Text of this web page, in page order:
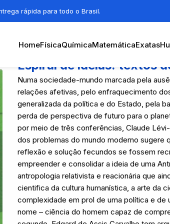
rápida para todo o Brasil.
HomeFísicaQuímicaMatemáticaExatas
Espiral de ideias: textos
Numa sociedade-mundo marcada pela
relações afetivas, pelo enfraquecimento
generalizada da política e do Estado, pela
perda de perspectiva de futuro para o
por meio de três conferências, Claude
dos problemas do mundo moderno sugere
reflexão e solução fecundos se fossem
empreender e consolidar a ideia de uma
antropologia relativista e reacionária que
cientifica da cultura humanística, a arte da
complexidade em prol de uma política e de
nome – ciência do homem capaz de